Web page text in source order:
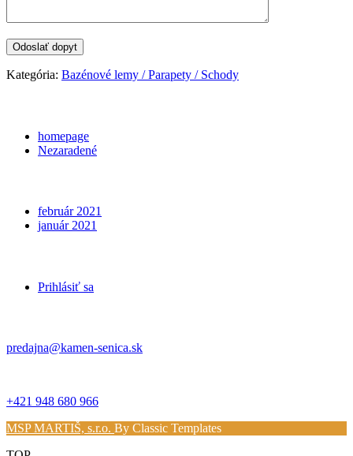
Kategória: Bazénové lemy / Parapety / Schody
homepage
Nezaradené
február 2021
január 2021
Prihlásiť sa
predajna@kamen-senica.sk
+421 948 680 966
MSP MARTIŠ, s.r.o. By Classic Templates